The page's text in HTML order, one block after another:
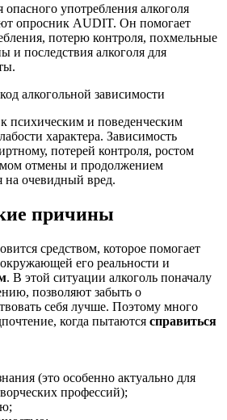
употребления алкоголя
опросник AUDIT. Он помогает
потерю контроля, похмельные
и последствия алкоголя для
алкогольной зависимости
психическим и поведенческим
характера. Зависимость
потерей контроля, ростом
отмены и продолжением
на очевидный вред.
причины
средством, которое помогает
его реальности и
. В этой ситуации алкоголь поначалу
позволяют забыть о
себя лучше. Поэтому много
когда пытаются справиться
(это особенно актуально для
профессий);